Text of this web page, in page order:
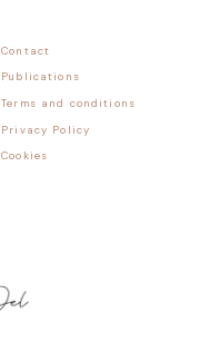
Contact
Publications
Terms and conditions
Privacy Policy
Cookies